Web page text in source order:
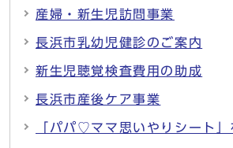
産婦・新生児訪問事業
長浜市乳幼児健診のご案内
新生児聴覚検査費用の助成
長浜市産後ケア事業
「パパ♡ママ思いやりシート